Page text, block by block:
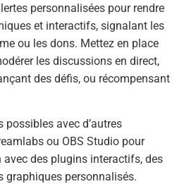
personnalisées pour rendre
et interactifs, signalant les
ou les dons. Mettez en place
les discussions en direct,
des défis, ou récompensant
possibles avec d’autres
ou OBS Studio pour
des plugins interactifs, des
graphiques personnalisés.